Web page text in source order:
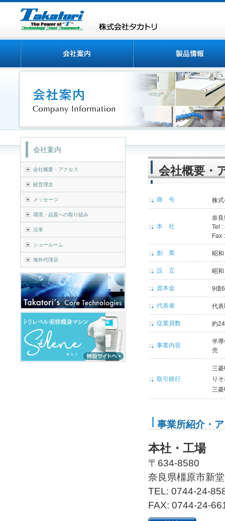
会社概要・
商 号 株
本 社
奈
Tel :
Fax
創 業 昭
設 立 昭
資本金 9億
代表者 代
従業員数 約
事業内容
半
売
取引銀行
三
り
三
事業所紹介・
本社・工場
〒634-8580
奈良県橿原市新
TEL: 0744-24-
FAX: 0744-24-
会社案内
会社概要・アクセス
経営理念
メッセージ
環境・品質への取り組み
沿革
ショールーム
海外代理店